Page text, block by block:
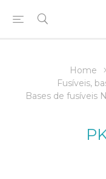
Home
Fusíveis,
Bases de fusíveis